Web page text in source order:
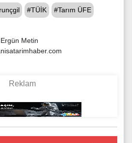
#TÜİK #Tarım ÜFE
Metin